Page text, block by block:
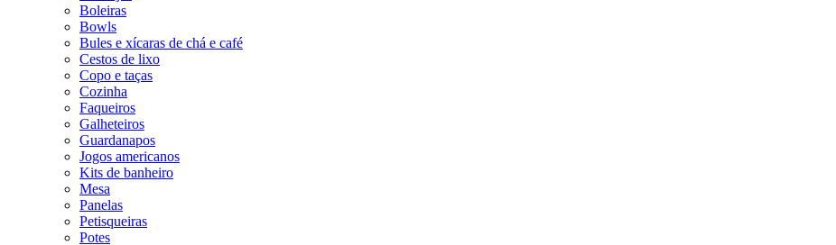
Boleiras
Bowls
Bules e xícaras de chá e café
Cestos de lixo
Copo e taças
Cozinha
Faqueiros
Galheteiros
Guardanapos
Jogos americanos
Kits de banheiro
Mesa
Panelas
Petisqueiras
Potes